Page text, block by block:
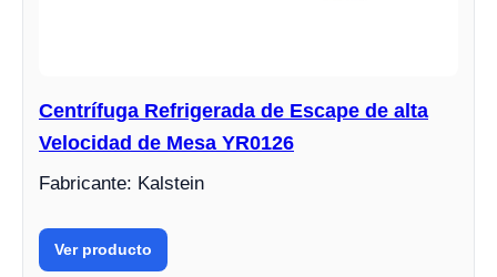
Centrífuga Refrigerada de Escape de alta
Velocidad de Mesa YR0126
Fabricante: Kalstein
Ver producto